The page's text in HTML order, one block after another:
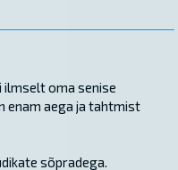
ilmselt oma senise
enam aega ja tahtmist
sõpradega.